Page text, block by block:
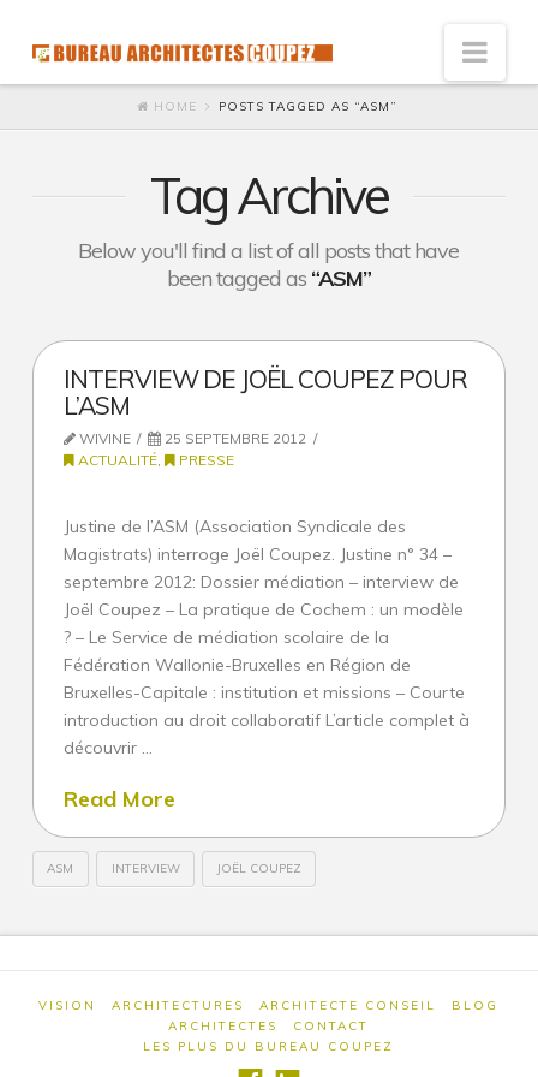
Humaniste : Architecte à l’écoute
Développement durable
Ecologie
Qualité et satisfaction
Référence de l’esthétique
Architectures
Villa d’exception et de prestige
Rénovation sur-mesure
Collectif
Innovation : l’architecte de solutions
HOME POSTS TAGGED AS “ASM”
Tag Archive
Below you'll find a list of all posts that have
been tagged as “ASM”
INTERVIEW DE JOËL COUPEZ POUR
L’ASM
WIVINE
25 SEPTEMBRE 2012
ACTUALITÉ, PRESSE
Justine de l’ASM (Association Syndicale des
Magistrats) interroge Joël Coupez. Justine n° 34 –
septembre 2012: Dossier médiation – interview de
Joël Coupez – La pratique de Cochem : un modèle
? – Le Service de médiation scolaire de la
Fédération Wallonie-Bruxelles en Région de
Bruxelles-Capitale : institution et missions – Courte
introduction au droit collaboratif L’article complet à
découvrir …
Read More
ASM INTERVIEW JOËL COUPEZ
DE
COUPEZ
VISION ARCHITECTURES ARCHITECTE CONSEIL
BLOG
ARCHITECTES
CONTACT
LES PLUS DU BUREAU COUPEZ